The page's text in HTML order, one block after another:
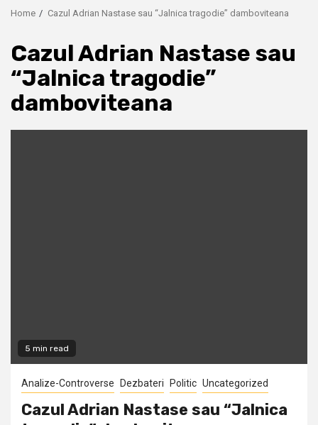
Home Cazul Adrian Nastase sau “Jalnica tragodie” damboviteana
Cazul Adrian Nastase sau
“Jalnica tragodie”
damboviteana
5 min read
Analize-Controverse Dezbateri Politic Uncategorized
Cazul Adrian Nastase sau “Jalnica